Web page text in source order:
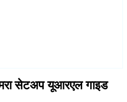
सेटअप यूआरएल गाइड